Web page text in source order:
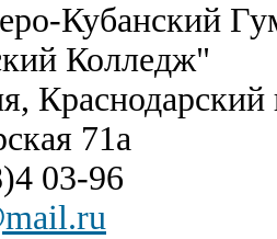
Кубанский
Колледж"
71а
03-96